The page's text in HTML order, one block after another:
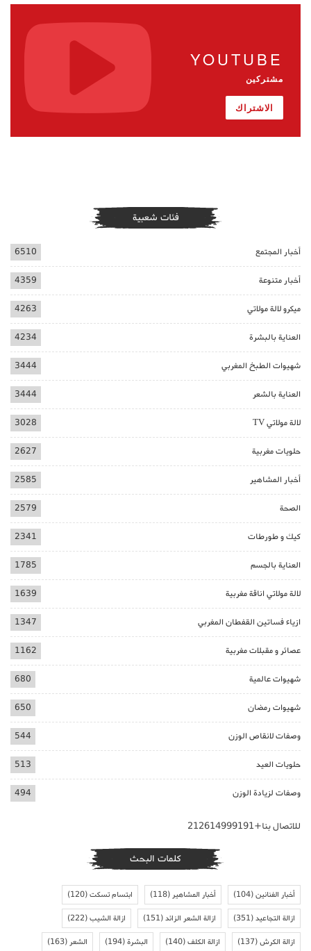
YOUTUBE
مشتركين
الاشتراك
فئات شعبية
أخبار المجتمع 6510
أخبار متنوعة 4359
ميكرو لالة مولاتي 4263
العناية بالبشرة 4234
شهيوات الطبخ المغربي 3444
العناية بالشعر 3444
لالة مولاتي TV 3028
حلويات مغربية 2627
أخبار المشاهير 2585
الصحة 2579
كيك و طورطات 2341
العناية بالجسم 1785
لالة مولاتي اناقة مغربية 1639
ازياء فساتين القفطان المغربي 1347
عصائر و مقبلات مغربية 1162
شهيوات عالمية 680
شهيوات رمضان 650
وصفات لانقاص الوزن 544
حلويات العيد 513
وصفات لزيادة الوزن 494
للاتصال بنا+212614999191
كلمات البحث
أخبار الفنانين(104) أخبار المشاهير(118) ابتسام تسكت(120)
ازالة التجاعيد(351) ازالة الشعر الزائد(151) ازالة الشيب(222)
ازالة الكرش(137) ازالة الكلف(140) البشرة(194) الشعر(163)